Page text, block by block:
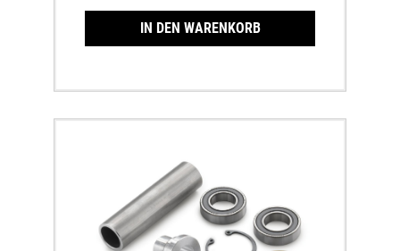
IN DEN WARENKORB